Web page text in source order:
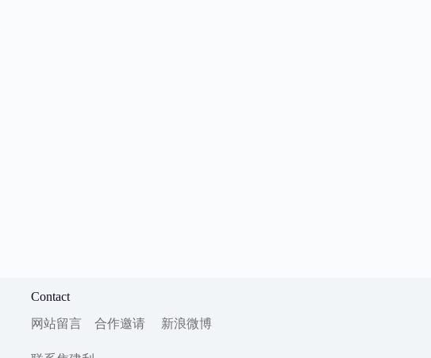
Contact
网站留言
合作邀请 新浪微博